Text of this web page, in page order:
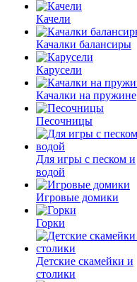
Качели
Качалки балансиры
Карусели
Качалки на пружине
Песочницы
Для игры с песком и
водой
Игровые домики
Горки
Детские скамейки и
столики